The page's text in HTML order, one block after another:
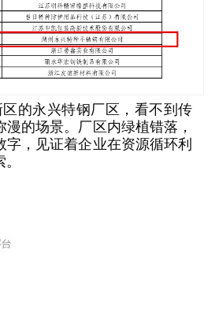
的永兴特钢厂区，看不到传
的场景。厂区内绿植错落，
字，见证着企业在资源循环利